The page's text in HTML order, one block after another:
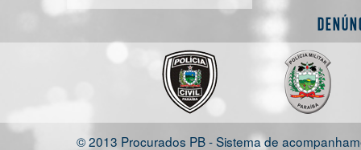
© 2013 Procurados PB - Sistema de